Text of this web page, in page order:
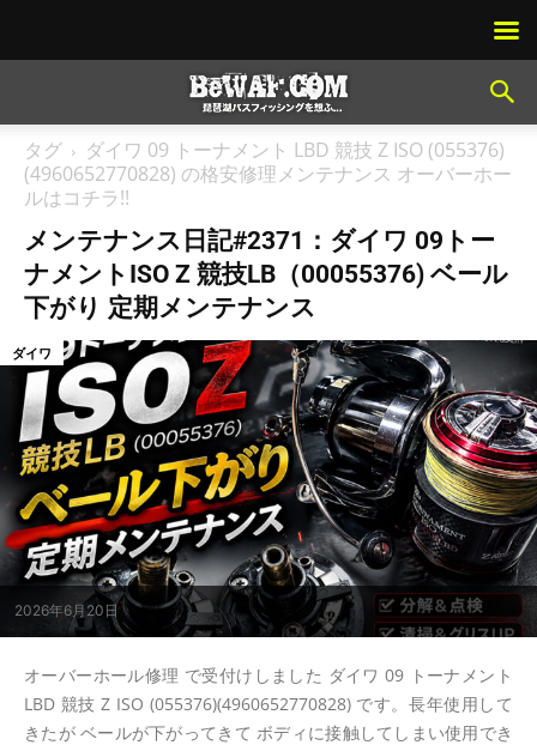
タグ
ダイワ 09 トーナメント LBD 競技 Z ISO (055376)
(4960652770828) の格安修理メンテナンス オーバーホー
ルはコチラ!!
メンテナンス日記#2371：ダイワ 09トー
ナメントISO Z 競技LB（00055376) ベール
下がり 定期メンテナンス
2026年6月20日
ダイワ
オーバーホール修理 で受付けしました ダイワ 09 トーナメント
LBD 競技 Z ISO (055376)(4960652770828) です。長年使用して
きたが ベールが下がってきて ボディに接触してしまい使用でき